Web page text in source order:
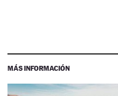
MÁS INFORMACIÓN